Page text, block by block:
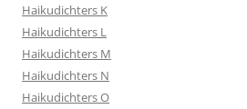
Haikudichters K
Haikudichters L
Haikudichters M
Haikudichters N
Haikudichters O